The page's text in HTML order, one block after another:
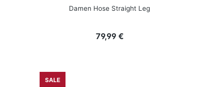
Damen Hose Straight Leg
Regulärer Preis:
79,99 €
SALE